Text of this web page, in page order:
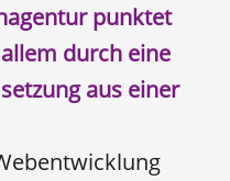
punktet
durch eine
aus einer